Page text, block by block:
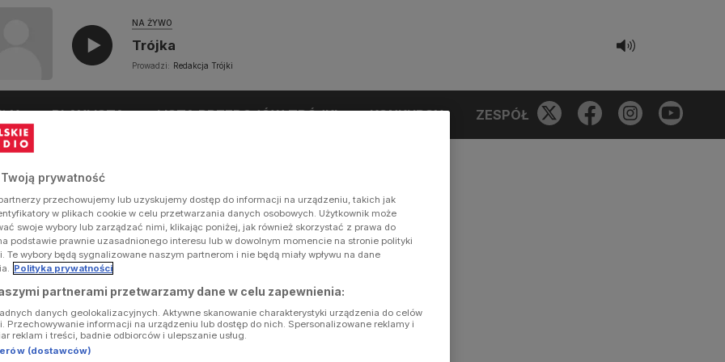
NA ŻYWO
Trójka
Prowadzi: Redakcja Trójki
PLAYLISTA LISTA PRZEBOJÓW TRÓJKI KONKURSY ZESPÓŁ
Twoją prywatność
przechowujemy lub uzyskujemy dostęp do informacji na urządzeniu, takich jak
w plikach cookie w celu przetwarzania danych osobowych. Użytkownik może
swoje wybory lub zarządzać nimi, klikając poniżej, jak również skorzystać z prawa do
podstawie prawnie uzasadnionego interesu lub w dowolnym momencie na stronie polityki
Te wybory będą sygnalizowane naszym partnerom i nie będą miały wpływu na dane
Polityka prywatności
partnerami przetwarzamy dane w celu zapewnienia:
danych geolokalizacyjnych. Aktywne skanowanie charakterystyki urządzenia do celów
Przechowywanie informacji na urządzeniu lub dostęp do nich. Spersonalizowane reklamy i
reklam i treści, badnie odbiorców i ulepszanie usług.
(dostawców)